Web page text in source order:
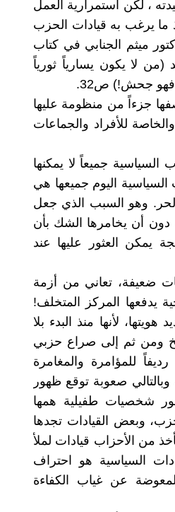
، لكن استمرارية العمل
يرغب به قيادات الحزب
ميثم الجنابي في كتاب
(من لا يكون يسارياً ثورياً
فهو جحش!) ص32.
جزءاً من منظومة عليها
للأفراد والجماعات
السياسية جميعاً لا يمكنها
السياسية اليوم جميعها هي
وهو السبب الذي جعل
دون أن يخامرها الشك بأن
يمكن العثور عليها عند
ضعيفة، تعاني من أزمة
يدفعها المركز المتخلف!
لأنها منذ البدء بلا
ومن ثم إلى صراع حزبي
للمؤامرة والمغامرة
وبالتالي صعوبة توقع ظهور
شخصيات طفيلية همها
وبعض القيادات تجدها
من الأحزاب قيادات لملأ
السياسية هو احتراف
عن غياب الكفاءة